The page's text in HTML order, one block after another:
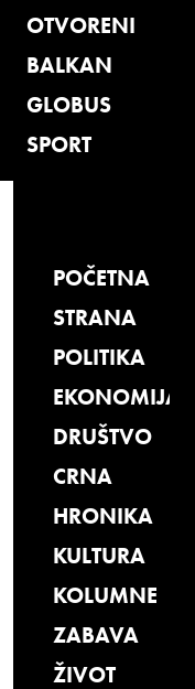
OTVORENI
BALKAN
GLOBUS
SPORT
POČETNA
STRANA
POLITIKA
EKONOMIJA
DRUŠTVO
CRNA
HRONIKA
KULTURA
KOLUMNE
ZABAVA
ŽIVOT